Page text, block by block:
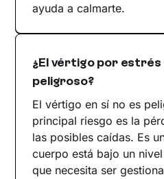
ayuda a calmarte.
¿El vértigo por estrés
peligroso?
El vértigo en sí no es
principal riesgo es la
las posibles caídas. Es
cuerpo está bajo un
que necesita ser